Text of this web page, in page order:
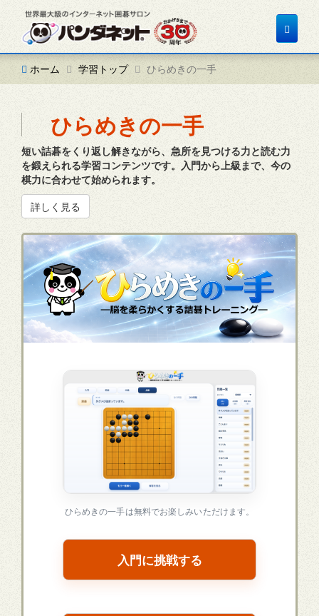
Toggle
ホーム
学習トップ ひらめきの一手
ひらめきの一手
短い詰碁をくり返し解きながら、急所を見つける力と読む力
を鍛えられる学習コンテンツです。入門から上級まで、今の
棋力に合わせて始められます。
詳しく見る
ひらめきの一手は無料でお楽しみいただけます。
入門に挑戦する